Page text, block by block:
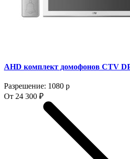
AHD комплект домофонов CTV
Разрешение: 1080 p
От 24 300 ₽